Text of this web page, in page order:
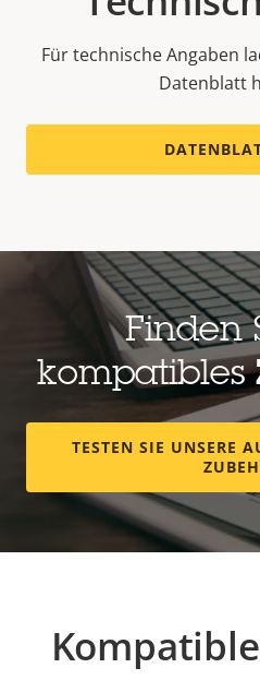
Für technische Angaben
Datenblatt
Finden
kompatibles
TESTEN SIE UNSERE